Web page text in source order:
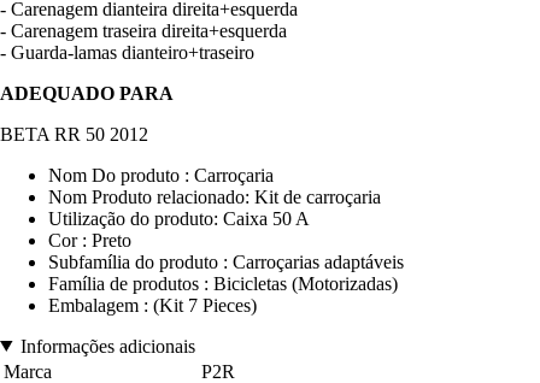
- Carenagem dianteira direita+esquerda
- Carenagem traseira direita+esquerda
- Guarda-lamas dianteiro+traseiro
ADEQUADO PARA
BETA RR 50 2012
Nom Do produto : Carroçaria
Nom Produto relacionado: Kit de carroçaria
Utilização do produto: Caixa 50 A
Cor : Preto
Subfamília do produto : Carroçarias adaptáveis
Família de produtos : Bicicletas (Motorizadas)
Embalagem : (Kit 7 Pieces)
Informações adicionais
Marca
P2R